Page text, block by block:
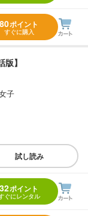
80ポイント
すぐに購入
】
子
試し読み
32ポイント
ぐにレンタル